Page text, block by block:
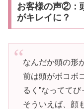
お客様の声②：
がキレイに？
なんだか頭の形
前は頭がボコボ
るく”なっててび
そういえば、顔